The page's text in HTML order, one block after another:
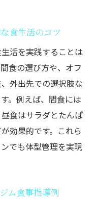
食生活のコツ
活を実践することは
食の選び方や、オフ
外出先での選択肢な
。例えば、間食には
食はサラダとたんぱ
効果的です。これら
でも体型管理を実現
ム食事指導例